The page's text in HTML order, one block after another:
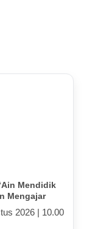
Mendidik
Mengajar
2026 | 10.00